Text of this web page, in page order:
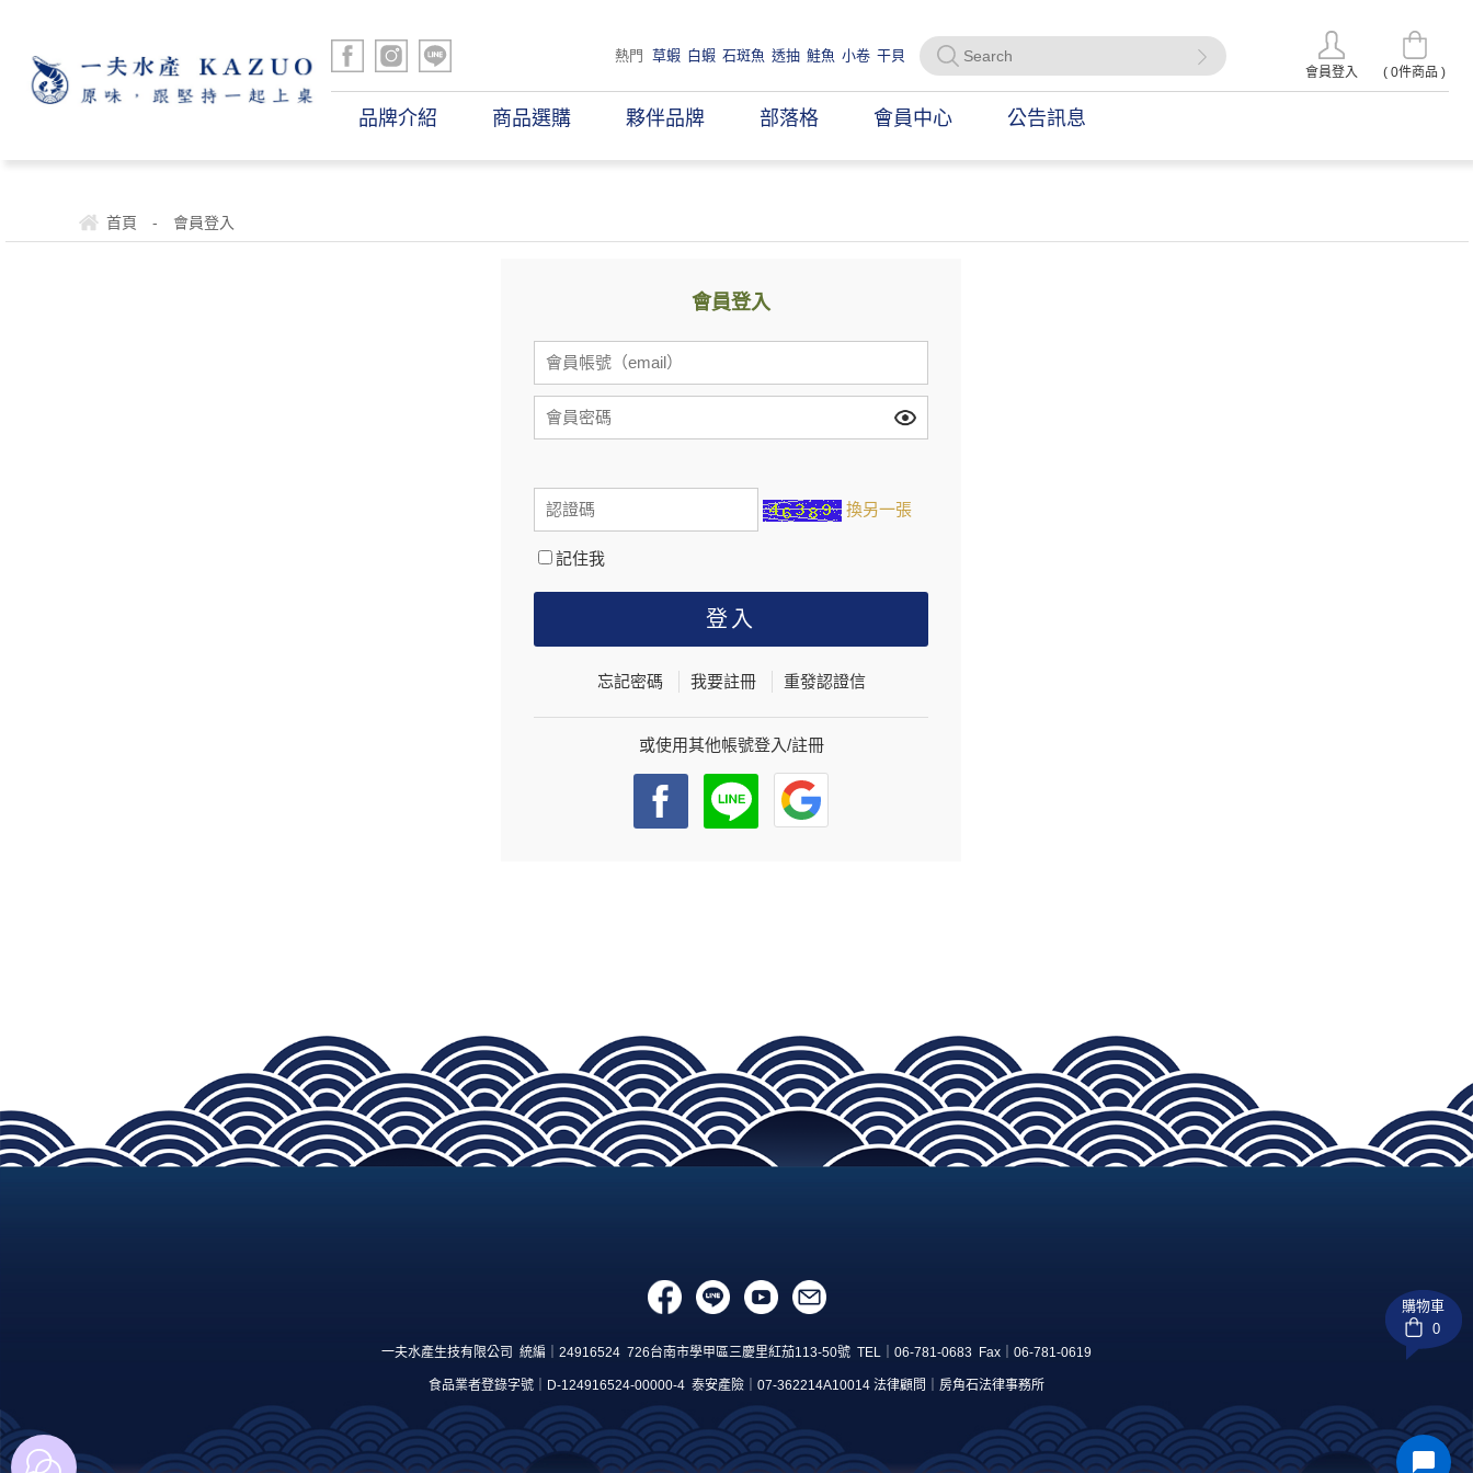
會員登入 ( 0件商品 )
熱門 草蝦 白蝦 石斑魚 透抽 鮭魚 小卷 干貝
品牌介紹 商品選購 夥伴品牌 部落格 會員中心 公告訊息
購物車
0
首頁 - 會員登入
會員登入
換另一張
記住我
忘記密碼 我要註冊 重發認證信
或使用其他帳號登入/註冊
一夫水產生技有限公司 統編｜24916524 726台南市學甲區三慶里紅茄113-50號 TEL｜06-781-0683 Fax｜06-781-0619
食品業者登錄字號｜D-124916524-00000-4 泰安產險｜07-362214A10014 法律顧問｜房角石法律事務所